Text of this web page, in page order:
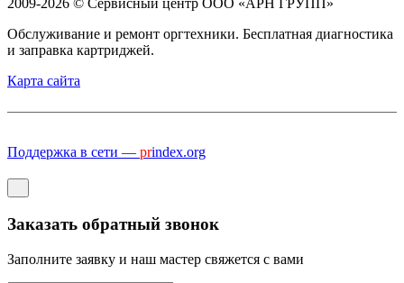
2009-2026 © Сервисный центр ООО «АРН ГРУПП»
Обслуживание и ремонт оргтехники. Бесплатная диагностика
и заправка картриджей.
Карта сайта
Поддержка в сети — prindex.org
Заказать обратный звонок
Заполните заявку и наш мастер свяжется с вами